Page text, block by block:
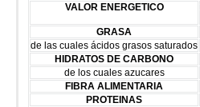
VALOR ENERGETICO
GRASA
de las cuales ácidos grasos saturados
HIDRATOS DE CARBONO
de los cuales azucares
FIBRA ALIMENTARIA
PROTEINAS